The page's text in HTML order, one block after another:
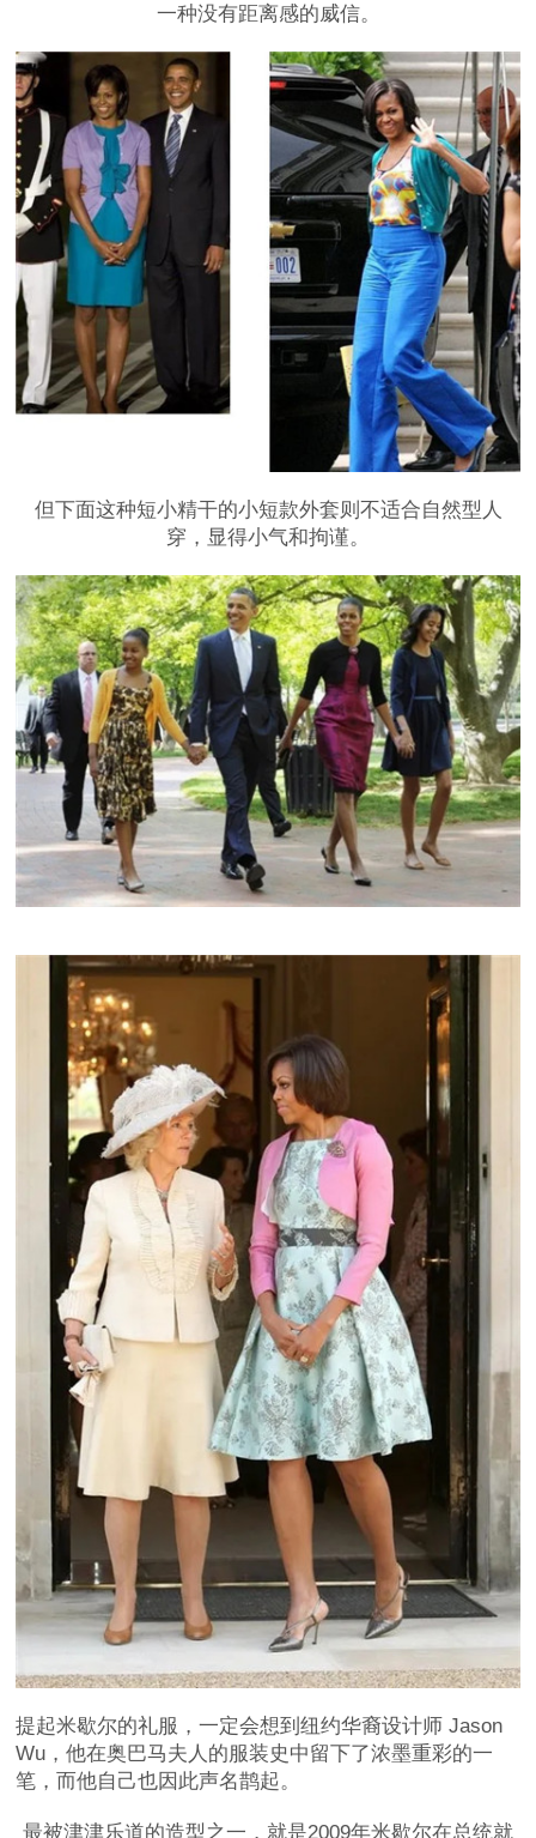
一种没有距离感的威信。
但下面这种短小精干的小短款外套则不适合自然型人
穿，显得小气和拘谨。
提起米歇尔的礼服，一定会想到纽约华裔设计师 Jason
Wu，他在奥巴马夫人的服装史中留下了浓墨重彩的一
笔，而他自己也因此声名鹊起。
最被津津乐道的造型之一，就是2009年米歇尔在总统就